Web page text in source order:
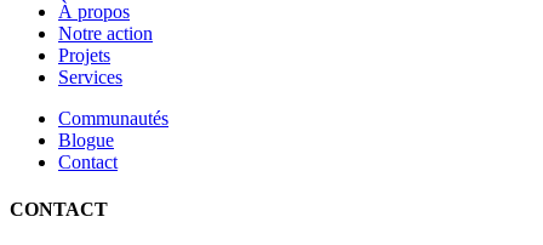
À propos
Notre action
Projets
Services
Communautés
Blogue
Contact
CONTACT